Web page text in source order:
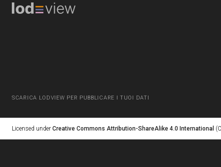
SCARICA LODVIEW PER PUBBLICARE I TUOI DATI
Licensed under Creative Commons Attribution-ShareAlike 4.0 International